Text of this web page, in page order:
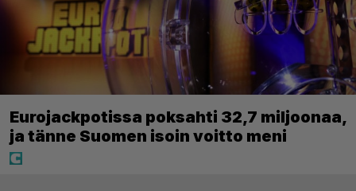
Eurojackpotissa poksahti 32,7 miljoonaa,
ja tänne Suomen isoin voitto meni